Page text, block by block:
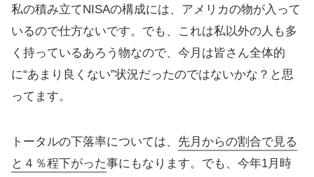
私の積み立てNISAの構成には、アメリカの物が入って
いるので仕方ないです。でも、これは私以外の人も多
く持っているあろう物なので、今月は皆さん全体的
に“あまり良くない”状況だったのではないかな？と思
ってます。
トータルの下落率については、 先月からの割合で見る
と４％程下がった事にもなります。でも、今年1月時